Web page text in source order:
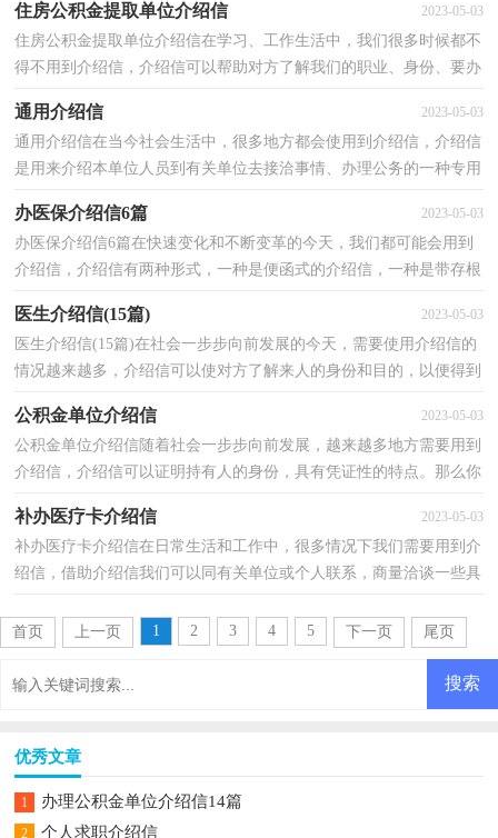
住房公积金提取单位介绍信 2023-05-03
住房公积金提取单位介绍信在学习、工作生活中，我们很多时候都不
得不用到介绍信，介绍信可以帮助对方了解我们的职业、身份、要办
通用介绍信 2023-05-03
通用介绍信在当今社会生活中，很多地方都会使用到介绍信，介绍信
是用来介绍本单位人员到有关单位去接洽事情、办理公务的一种专用
办医保介绍信6篇 2023-05-03
办医保介绍信6篇在快速变化和不断变革的今天，我们都可能会用到
介绍信，介绍信有两种形式，一种是便函式的介绍信，一种是带存根
医生介绍信(15篇) 2023-05-03
医生介绍信(15篇)在社会一步步向前发展的今天，需要使用介绍信的
情况越来越多，介绍信可以使对方了解来人的身份和目的，以便得到
公积金单位介绍信 2023-05-03
公积金单位介绍信随着社会一步步向前发展，越来越多地方需要用到
介绍信，介绍信可以证明持有人的身份，具有凭证性的特点。那么你
补办医疗卡介绍信 2023-05-03
补办医疗卡介绍信在日常生活和工作中，很多情况下我们需要用到介
绍信，借助介绍信我们可以同有关单位或个人联系，商量洽谈一些具
首页
上一页 1 2 3 4 5 下一页 尾页
优秀文章
1 办理公积金单位介绍信14篇
2 个人求职介绍信